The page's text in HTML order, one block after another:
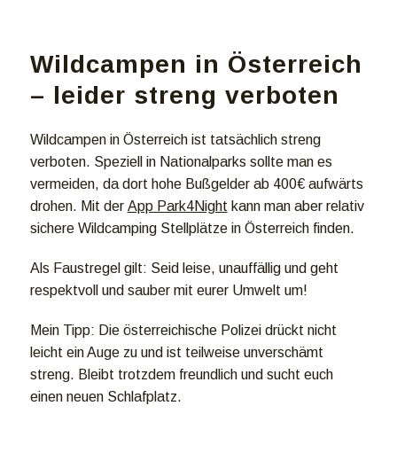
Wildcampen in Österreich
– leider streng verboten
Wildcampen in Österreich ist tatsächlich streng
verboten. Speziell in Nationalparks sollte man es
vermeiden, da dort hohe Bußgelder ab 400€ aufwärts
drohen. Mit der App Park4Night kann man aber relativ
sichere Wildcamping Stellplätze in Österreich finden.
Als Faustregel gilt: Seid leise, unauffällig und geht
respektvoll und sauber mit eurer Umwelt um!
Mein Tipp: Die österreichische Polizei drückt nicht
leicht ein Auge zu und ist teilweise unverschämt
streng. Bleibt trotzdem freundlich und sucht euch
einen neuen Schlafplatz.